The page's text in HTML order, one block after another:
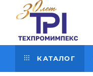
КАТАЛОГ